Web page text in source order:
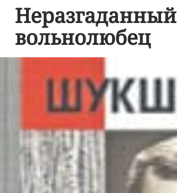
Неразгаданный
вольнолюбец